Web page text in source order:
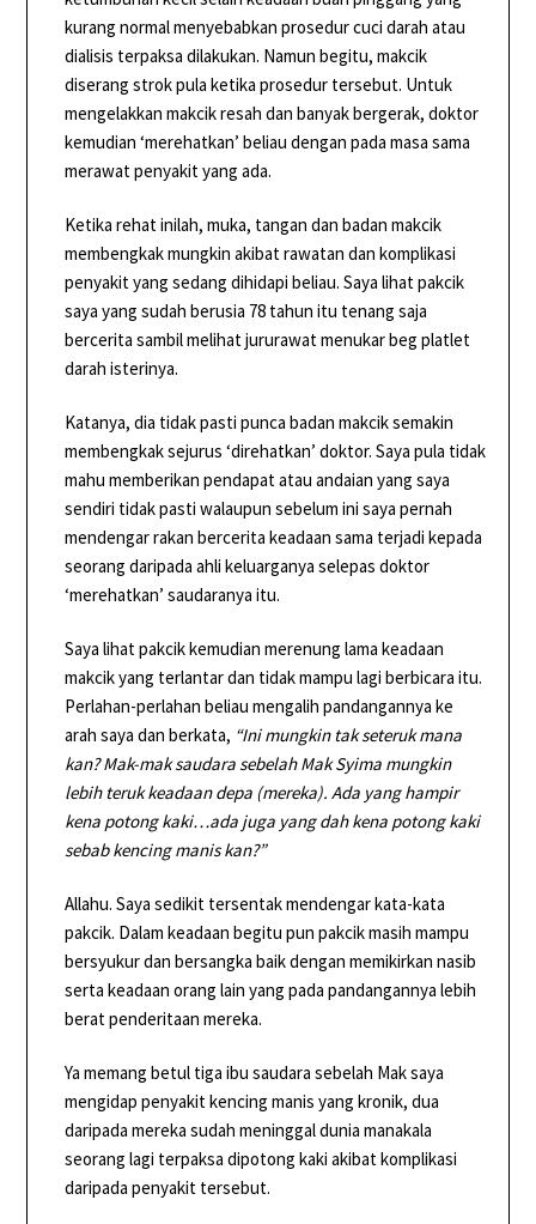
kurang normal menyebabkan prosedur cuci darah atau
dialisis terpaksa dilakukan. Namun begitu, makcik
diserang strok pula ketika prosedur tersebut. Untuk
mengelakkan makcik resah dan banyak bergerak, doktor
kemudian ‘merehatkan’ beliau dengan pada masa sama
merawat penyakit yang ada.
Ketika rehat inilah, muka, tangan dan badan makcik
membengkak mungkin akibat rawatan dan komplikasi
penyakit yang sedang dihidapi beliau. Saya lihat pakcik
saya yang sudah berusia 78 tahun itu tenang saja
bercerita sambil melihat jururawat menukar beg platlet
darah isterinya.
Katanya, dia tidak pasti punca badan makcik semakin
membengkak sejurus ‘direhatkan’ doktor. Saya pula tidak
mahu memberikan pendapat atau andaian yang saya
sendiri tidak pasti walaupun sebelum ini saya pernah
mendengar rakan bercerita keadaan sama terjadi kepada
seorang daripada ahli keluarganya selepas doktor
‘merehatkan’ saudaranya itu.
Saya lihat pakcik kemudian merenung lama keadaan
makcik yang terlantar dan tidak mampu lagi berbicara itu.
Perlahan-perlahan beliau mengalih pandangannya ke
arah saya dan berkata, “Ini mungkin tak seteruk mana
kan? Mak-mak saudara sebelah Mak Syima mungkin
lebih teruk keadaan depa (mereka). Ada yang hampir
kena potong kaki…ada juga yang dah kena potong kaki
sebab kencing manis kan?”
Allahu. Saya sedikit tersentak mendengar kata-kata
pakcik. Dalam keadaan begitu pun pakcik masih mampu
bersyukur dan bersangka baik dengan memikirkan nasib
serta keadaan orang lain yang pada pandangannya lebih
berat penderitaan mereka.
Ya memang betul tiga ibu saudara sebelah Mak saya
mengidap penyakit kencing manis yang kronik, dua
daripada mereka sudah meninggal dunia manakala
seorang lagi terpaksa dipotong kaki akibat komplikasi
daripada penyakit tersebut.